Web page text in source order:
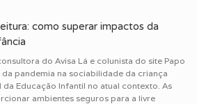
como superar impactos da
do Avisa Lá e colunista do site Papo
pandemia na sociabilidade da criança
Educação Infantil no atual contexto. As
ambientes seguros para a livre